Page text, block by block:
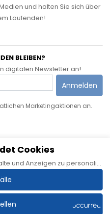
und halten Sie sich über
Laufenden!
BLEIBEN?
digitalen Newsletter an!
Anmelden
Marketingaktionen an.
Datenschutzerklärung
Cookie-Richtlinie
Cookies
Wir verwenden Cookies, um Inhalte und Anzeigen zu personalisieren, Funktionen für soziale Medien bereitzustellen und unseren Datenverkehr zu analysieren. Wir geben auch Informationen über Ihre Nutzung unserer Website an unsere Partner für soziale Medien, Werbung und Analysen weiter, die diese mit anderen Informationen kombinieren können, die Sie ihnen zur Verfügung gestellt oder durch Ihre Nutzung ihrer Dienste gesammelt haben.